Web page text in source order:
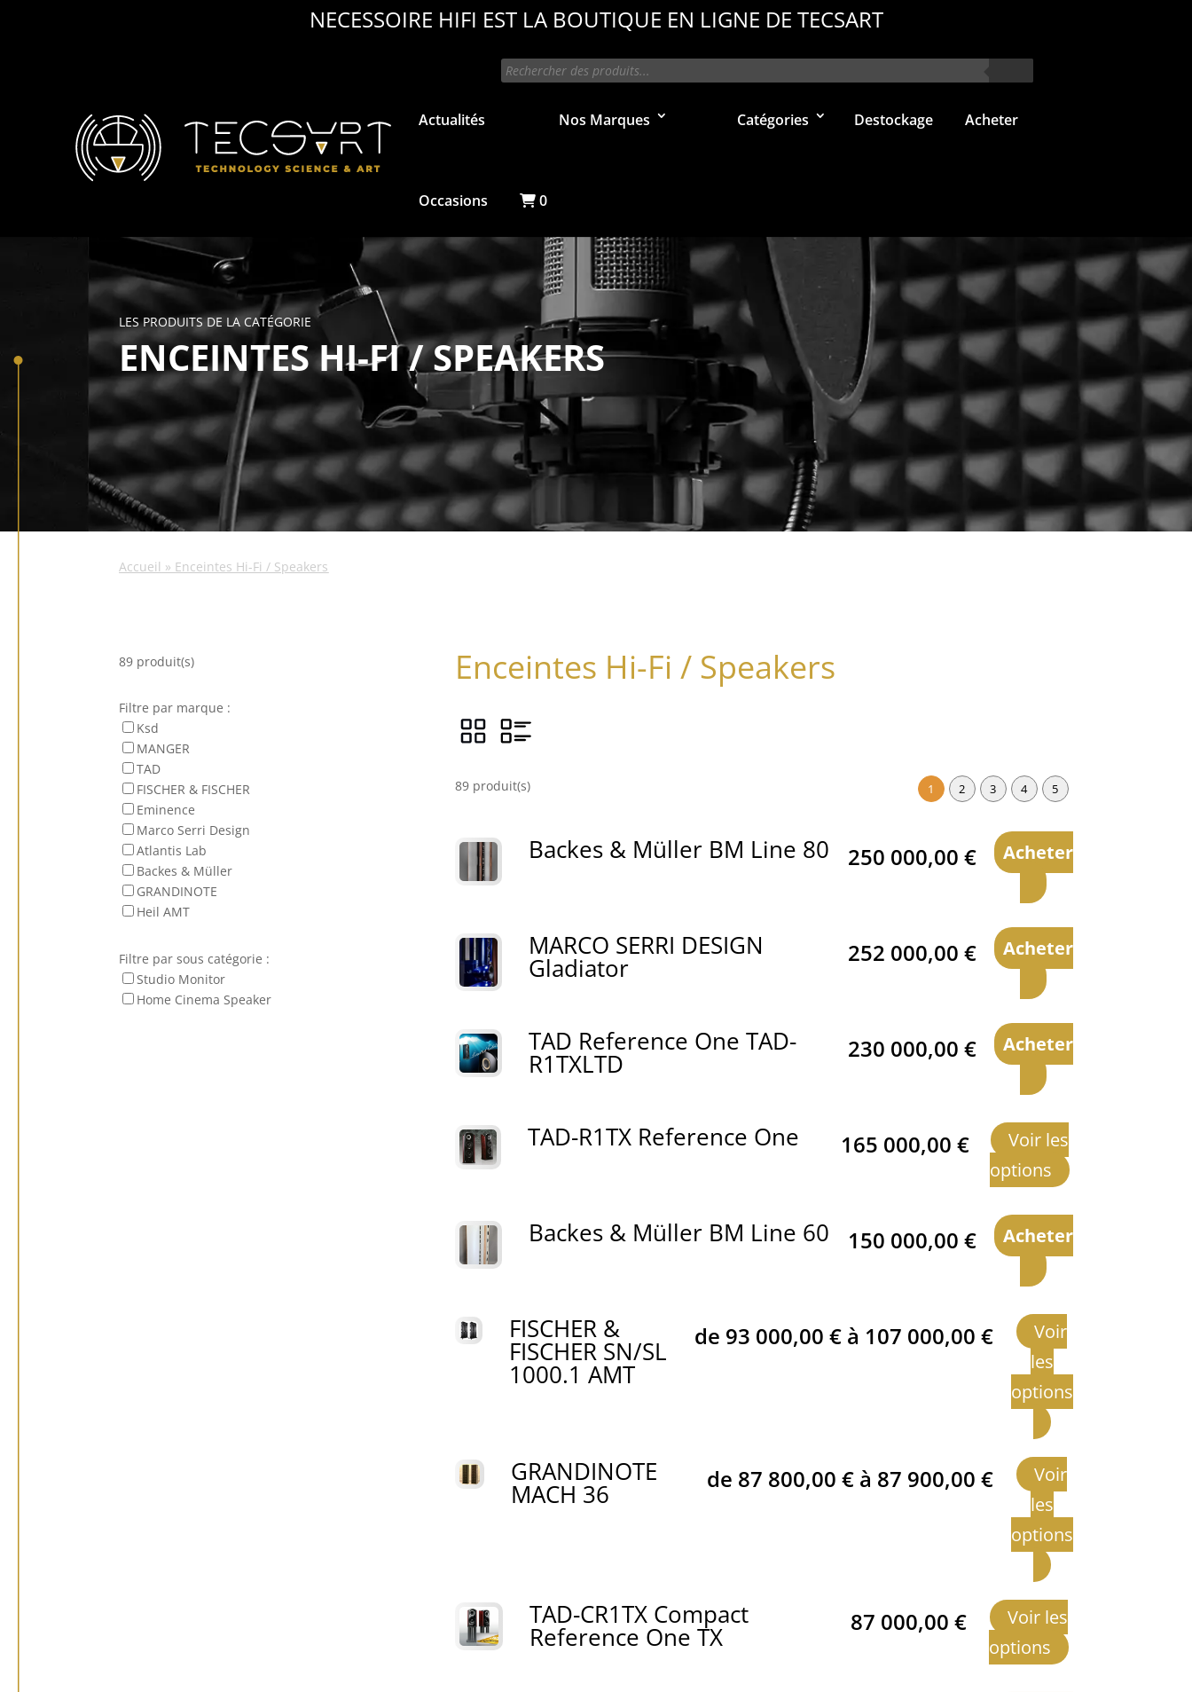
NECESSOIRE HIFI EST LA BOUTIQUE EN LIGNE DE TECSART
Recherche
de
produits
Actualités Nos Marques Catégories Destockage Acheter
Occasions 0
LES PRODUITS DE LA CATÉGORIE
ENCEINTES HI-FI / SPEAKERS
Accueil » Enceintes Hi-Fi / Speakers
89 produit(s)
Filtre par marque :
Ksd
MANGER
TAD
FISCHER & FISCHER
Eminence
Marco Serri Design
Atlantis Lab
Backes & Müller
GRANDINOTE
Heil AMT
Filtre par sous catégorie :
Studio Monitor
Home Cinema Speaker
Enceintes Hi-Fi / Speakers
89 produit(s) 1 2 3 4 5
Backes & Müller BM Line 80 250 000,00 € Acheter
MARCO SERRI DESIGN
Gladiator 252 000,00 € Acheter
TAD Reference One TAD-
R1TXLTD 230 000,00 € Acheter
TAD-R1TX Reference One 165 000,00 €
Voir les
options
Backes & Müller BM Line 60 150 000,00 € Acheter
FISCHER &
FISCHER SN/SL
1000.1 AMT
de 93 000,00 €à 107 000,00 €
Voir
les
options
GRANDINOTE
MACH 36 de 87 800,00 €à 87 900,00 €
Voir
les
options
TAD-CR1TX Compact
Reference One TX 87 000,00€
Voir les
options